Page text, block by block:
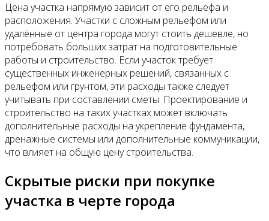
Цена участка напрямую зависит от его рельефа и
расположения. Участки с сложным рельефом или
удалённые от центра города могут стоить дешевле, но
потребовать больших затрат на подготовительные
работы и строительство. Если участок требует
существенных инженерных решений, связанных с
рельефом или грунтом, эти расходы также следует
учитывать при составлении сметы. Проектирование и
строительство на таких участках может включать
дополнительные расходы на укрепление фундамента,
дренажные системы или дополнительные коммуникации,
что влияет на общую цену строительства.
Скрытые риски при покупке
участка в черте города